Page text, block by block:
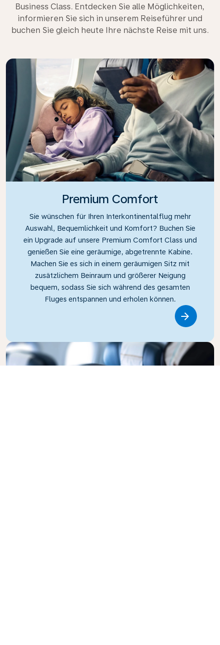
Business Class. Entdecken Sie alle Möglichkeiten,
informieren Sie sich in unserem Reiseführer und
buchen Sie gleich heute Ihre nächste Reise mit uns.
Premium Comfort
Sie wünschen für Ihren Interkontinentalflug mehr
Auswahl, Bequemlichkeit und Komfort? Buchen Sie
ein Upgrade auf unsere Premium Comfort Class und
genießen Sie eine geräumige, abgetrennte Kabine.
Machen Sie es sich in einem geräumigen Sitz mit
zusätzlichem Beinraum und größerer Neigung
bequem, sodass Sie sich während des gesamten
Fluges entspannen und erholen können.